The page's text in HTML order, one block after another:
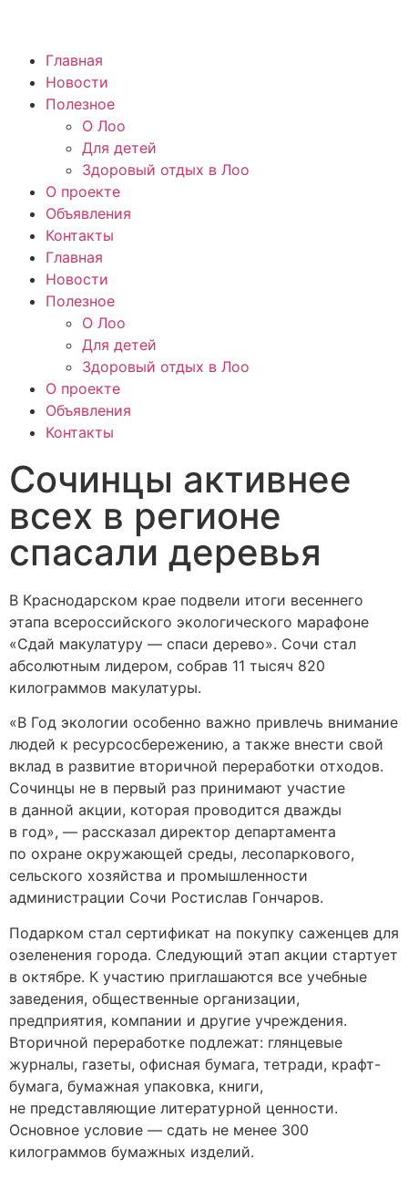
Главная
Новости
Полезное
О Лоо
Для детей
Здоровый отдых в Лоо
О проекте
Объявления
Контакты
Главная
Новости
Полезное
О Лоо
Для детей
Здоровый отдых в Лоо
О проекте
Объявления
Контакты
Сочинцы активнее
всех в регионе
спасали деревья
В Краснодарском крае подвели итоги весеннего
этапа всероссийского экологического марафоне
«Сдай макулатуру — спаси дерево». Сочи стал
абсолютным лидером, собрав 11 тысяч 820
килограммов макулатуры.
«В Год экологии особенно важно привлечь внимание
людей к ресурсосбережению, а также внести свой
вклад в развитие вторичной переработки отходов.
Сочинцы не в первый раз принимают участие
в данной акции, которая проводится дважды
в год», — рассказал директор департамента
по охране окружающей среды, лесопаркового,
сельского хозяйства и промышленности
администрации Сочи Ростислав Гончаров.
Подарком стал сертификат на покупку саженцев для
озеленения города. Следующий этап акции стартует
в октябре. К участию приглашаются все учебные
заведения, общественные организации,
предприятия, компании и другие учреждения.
Вторичной переработке подлежат: глянцевые
журналы, газеты, офисная бумага, тетради, крафт-
бумага, бумажная упаковка, книги,
не представляющие литературной ценности.
Основное условие — сдать не менее 300
килограммов бумажных изделий.